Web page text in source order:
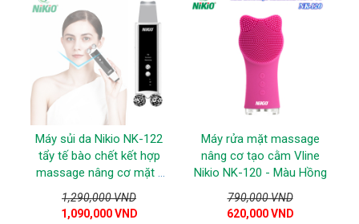
Máy sủi da Nikio NK-122
tẩy tế bào chết kết hợp
massage nâng cơ mặt -
Trắng
1,290,000 VND
1,090,000 VND
Máy rửa mặt massage
nâng cơ tạo cằm Vline
Nikio NK-120 - Màu Hồng
790,000 VND
620,000 VND